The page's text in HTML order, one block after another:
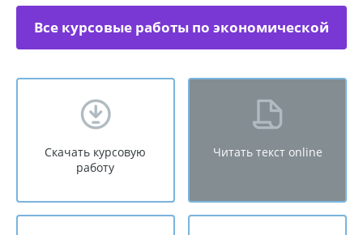
Все курсовые работы по экономической
Скачать курсовую
работу
Читать текст online